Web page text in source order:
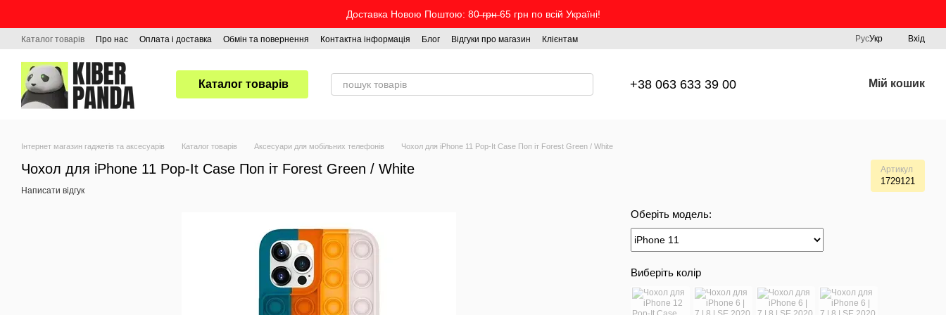
Доставка Новою Поштою: 80̶ ̶г̶р̶н̶ 65 грн по всій Україні!
Каталог товарів Про нас Оплата і доставка Обмін та повернення Контактна інформація Блог Відгуки про магазин Клієнтам РусУкр Вхід
Каталог товарів +38 063 633 39 00 Мій кошик
Інтернет магазин гаджетів та аксесуарів Каталог товарів Аксесуари для мобільних телефонів Чохол для iPhone 11 Pop-It Case Поп іт Forest Green / White
Чохол для iPhone 11 Pop-It Case Поп іт Forest Green / White Артикул
1729121
Написати відгук
Оберіть модель:
Виберіть колір